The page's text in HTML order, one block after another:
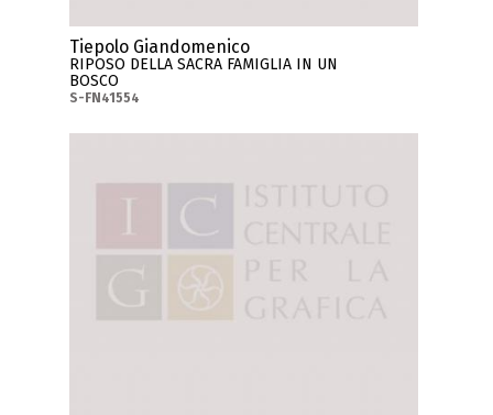
Tiepolo Giandomenico
RIPOSO DELLA SACRA FAMIGLIA IN UN
BOSCO
S-FN41554